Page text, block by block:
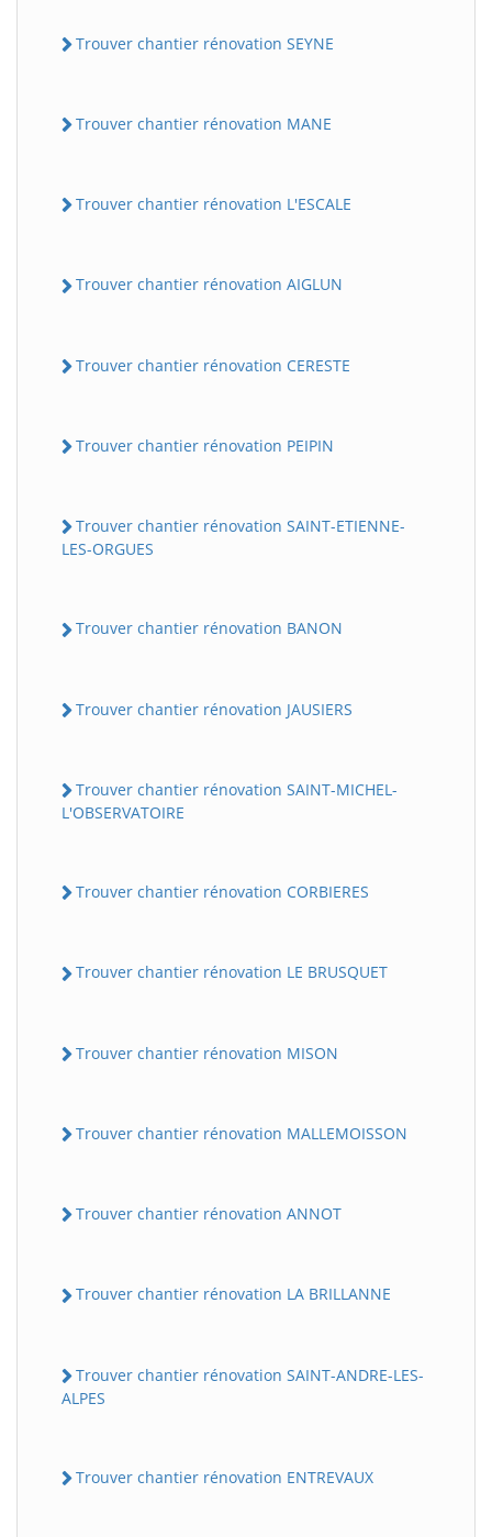
Trouver chantier rénovation SEYNE
Trouver chantier rénovation MANE
Trouver chantier rénovation L'ESCALE
Trouver chantier rénovation AIGLUN
Trouver chantier rénovation CERESTE
Trouver chantier rénovation PEIPIN
Trouver chantier rénovation SAINT-ETIENNE-
LES-ORGUES
Trouver chantier rénovation BANON
Trouver chantier rénovation JAUSIERS
Trouver chantier rénovation SAINT-MICHEL-
L'OBSERVATOIRE
Trouver chantier rénovation CORBIERES
Trouver chantier rénovation LE BRUSQUET
Trouver chantier rénovation MISON
Trouver chantier rénovation MALLEMOISSON
Trouver chantier rénovation ANNOT
Trouver chantier rénovation LA BRILLANNE
Trouver chantier rénovation SAINT-ANDRE-LES-
ALPES
Trouver chantier rénovation ENTREVAUX